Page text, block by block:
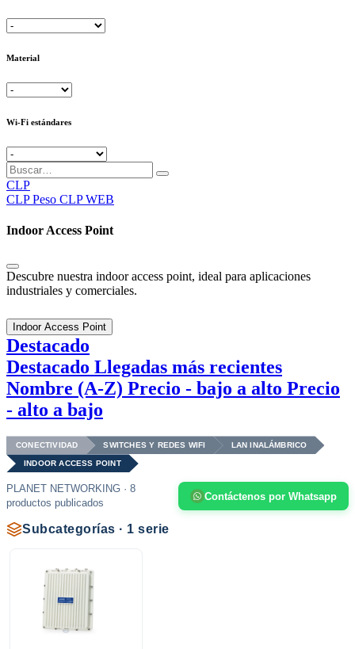
Material
Wi-Fi estándares
CLP
CLP Peso CLP WEB
Indoor Access Point
Descubre nuestra indoor access point, ideal para aplicaciones
industriales y comerciales.
Indoor Access Point
Destacado
Destacado Llegadas más recientes
Nombre (A-Z) Precio - bajo a alto Precio
- alto a bajo
CONECTIVIDAD SWITCHES Y REDES WIFI LAN INALÁMBRICO
INDOOR ACCESS POINT
PLANET NETWORKING · 8
productos publicados
Contáctenos por Whatsapp
Subcategorías · 1 serie